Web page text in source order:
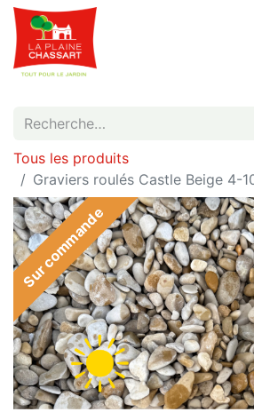
Tous les produits
Graviers roulés Castle Beige 4-
Sur commande